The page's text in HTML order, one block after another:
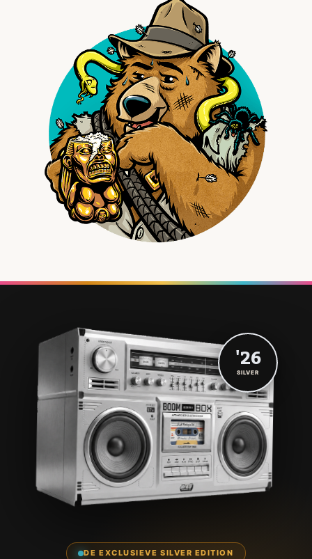
DE EXCLUSIEVE SILVER EDITION
'26
SILVER